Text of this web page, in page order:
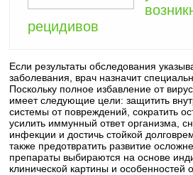
рецидивов
Если результаты обследования
заболевания, врач назначит
Поскольку полное избавление от
имеет следующие цели: защитить
системы от повреждений, сократить
усилить иммунный ответ организма,
инфекции и достичь стойкой
также предотвратить развитие
препараты выбираются на основе
клинической картины и особенностей